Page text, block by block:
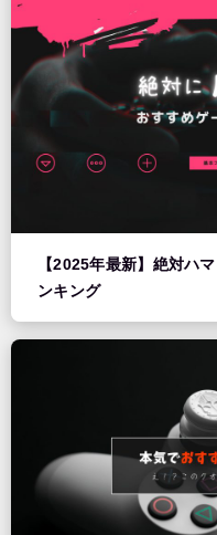
【2025年最新】絶対ハ
ンキング